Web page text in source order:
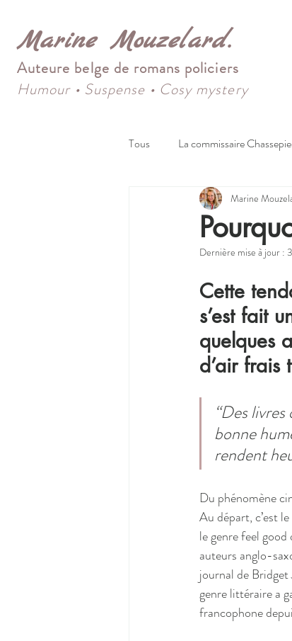
Marine Mouzelard.
Auteure belge de romans policiers
Humour • Suspense •Cosy mystery
Tous La commissaire
Marine
Dernière mise à jour :
Cette
s’est fait
quelques
d’air frais
“Des
bonne
rendent
Du phénomène
Au départ, c’est
le genre feel
auteurs anglo-
journal de Bridget
genre littéraire a
francophone